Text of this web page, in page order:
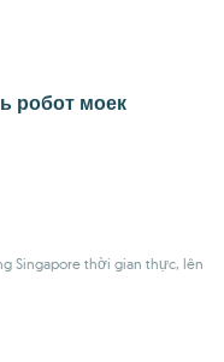
робот моек
Singapore thời gian thực, lên